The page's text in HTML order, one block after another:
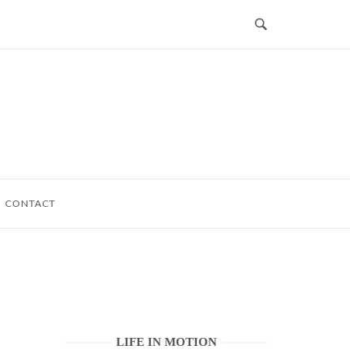
CONTACT
LIFE IN MOTION